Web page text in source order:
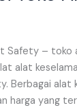
Safety –
alat
Berbagai alat
harga yang